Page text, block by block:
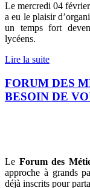
Le mercredi 04
a eu le plaisir
un temps fort
lycéens.
Lire la suite
FORUM DES
BESOIN DE
Le Forum des
approche à grands
déjà inscrits pour